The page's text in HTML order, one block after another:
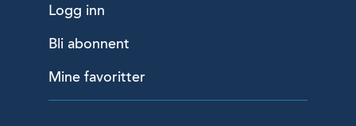
Logg inn
Bli abonnent
Mine favoritter